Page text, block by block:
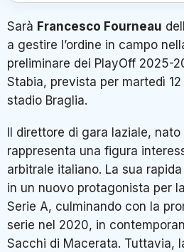
Sarà Francesco Fourneau
a gestire l’ordine in campo
preliminare dei PlayOff 2025-
Stabia, prevista per martedì
stadio Braglia.
Il direttore di gara laziale, nato
rappresenta una figura
arbitrale italiano. La sua
in un nuovo protagonista per
Serie A, culminando con la
serie nel 2020, in
Sacchi di Macerata. Tuttavia,